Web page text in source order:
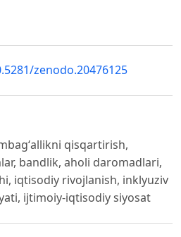
zenodo.20476125
qisqartirish,
bandlik, aholi daromadlari,
iqtisodiy rivojlanish, inklyuziv
ijtimoiy-iqtisodiy siyosat